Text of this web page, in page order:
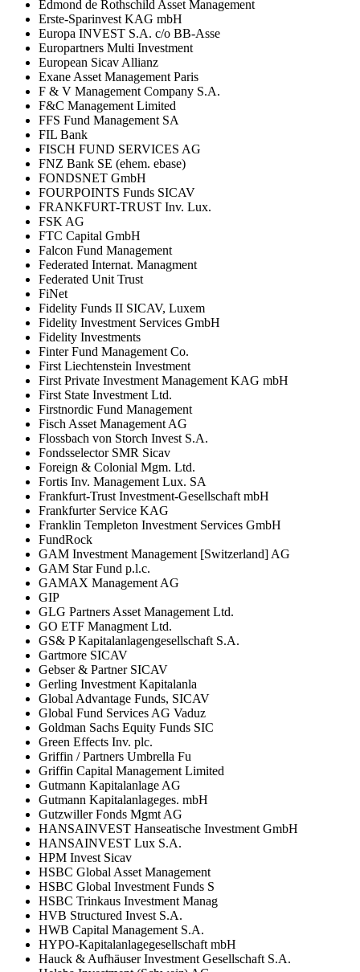
Edmond de Rothschild Asset Management
Erste-Sparinvest KAG mbH
Europa INVEST S.A. c/o BB-Asse
Europartners Multi Investment
European Sicav Allianz
Exane Asset Management Paris
F & V Management Company S.A.
F&C Management Limited
FFS Fund Management SA
FIL Bank
FISCH FUND SERVICES AG
FNZ Bank SE (ehem. ebase)
FONDSNET GmbH
FOURPOINTS Funds SICAV
FRANKFURT-TRUST Inv. Lux.
FSK AG
FTC Capital GmbH
Falcon Fund Management
Federated Internat. Managment
Federated Unit Trust
FiNet
Fidelity Funds II SICAV, Luxem
Fidelity Investment Services GmbH
Fidelity Investments
Finter Fund Management Co.
First Liechtenstein Investment
First Private Investment Management KAG mbH
First State Investment Ltd.
Firstnordic Fund Management
Fisch Asset Management AG
Flossbach von Storch Invest S.A.
Fondsselector SMR Sicav
Foreign & Colonial Mgm. Ltd.
Fortis Inv. Management Lux. SA
Frankfurt-Trust Investment-Gesellschaft mbH
Frankfurter Service KAG
Franklin Templeton Investment Services GmbH
FundRock
GAM Investment Management [Switzerland] AG
GAM Star Fund p.l.c.
GAMAX Management AG
GIP
GLG Partners Asset Management Ltd.
GO ETF Managment Ltd.
GS& P Kapitalanlagengesellschaft S.A.
Gartmore SICAV
Gebser & Partner SICAV
Gerling Investment Kapitalanla
Global Advantage Funds, SICAV
Global Fund Services AG Vaduz
Goldman Sachs Equity Funds SIC
Green Effects Inv. plc.
Griffin / Partners Umbrella Fu
Griffin Capital Management Limited
Gutmann Kapitalanlage AG
Gutmann Kapitalanlageges. mbH
Gutzwiller Fonds Mgmt AG
HANSAINVEST Hanseatische Investment GmbH
HANSAINVEST Lux S.A.
HPM Invest Sicav
HSBC Global Asset Management
HSBC Global Investment Funds S
HSBC Trinkaus Investment Manag
HVB Structured Invest S.A.
HWB Capital Management S.A.
HYPO-Kapitalanlagegesellschaft mbH
Hauck & Aufhäuser Investment Gesellschaft S.A.